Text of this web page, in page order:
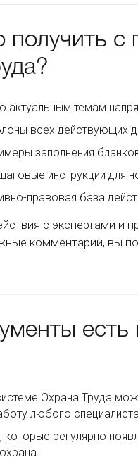
получить
актуальным темам
всех действующих
заполнения
инструкции для
правовая база
с экспертами и
комментарии, вы
Охрана Труда
любого
которые регулярно